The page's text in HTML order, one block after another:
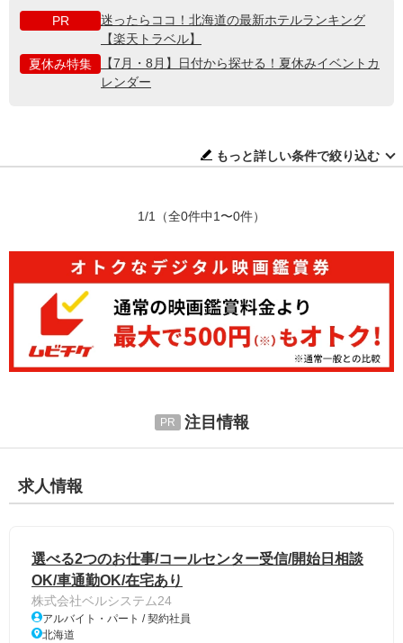
PR
迷ったらココ！北海道の最新ホテルランキング
【楽天トラベル】
夏休み特集
【7月・8月】日付から探せる！夏休みイベントカ
レンダー
もっと詳しい条件で絞り込む
1/1 （全0件中1〜0件）
注目情報
求人情報
選べる2つのお仕事/コールセンター受信/開始日相談
OK/車通勤OK/在宅あり
株式会社ベルシステム24
アルバイト・パート / 契約社員
北海道